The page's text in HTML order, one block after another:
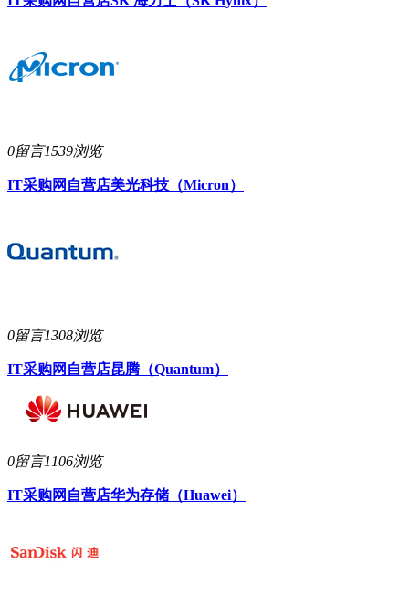
0留言1539浏览
IT采购网自营店美光科技（Micron）
0留言1308浏览
IT采购网自营店昆腾（Quantum）
0留言1106浏览
IT采购网自营店华为存储（Huawei）